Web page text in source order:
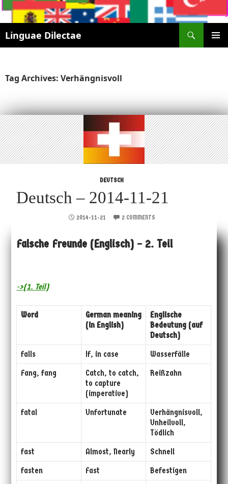
Linguae Dilectae
SKIP
Tag Archives: Verhängnisvoll
DEUTSCH
Deutsch – 2014-11-21
2014-11-21 2 COMMENTS
Falsche Freunde (Englisch) – 2. Teil
->(1. Teil)
Word
German meaning
(in English)
Englische
Bedeutung (auf
Deutsch)
falls
If, in case
Wasserfälle
Fang, fang
Catch, to catch,
to capture
(imperative)
Reißzahn
fatal Unfortunate
Verhängnisvoll,
Unheilvoll,
Tödlich
fast
Almost, Nearly
Schnell
fasten
Fast
Befestigen